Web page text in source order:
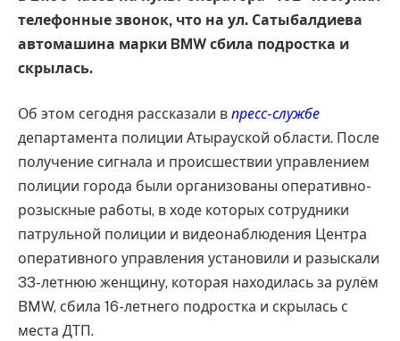
телефонные звонок, что на ул. Сатыбалдиева
автомашина марки BMW сбила подростка и
скрылась.
Об этом сегодня рассказали в пресс-службе
департамента полиции Атырауской области. После
получение сигнала и происшествии управлением
полиции города были организованы оперативно-
розыскные работы, в ходе которых сотрудники
патрульной полиции и видеонаблюдения Центра
оперативного управления установили и разыскали
33-летнюю женщину, которая находилась за рулём
BMW, сбила 16-летнего подростка и скрылась с
места ДТП.